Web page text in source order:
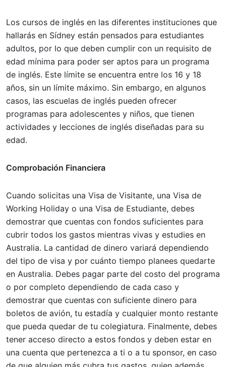
Los cursos de inglés en las diferentes instituciones que
hallarás en Sídney están pensados para estudiantes
adultos, por lo que deben cumplir con un requisito de
edad mínima para poder ser aptos para un programa
de inglés. Este límite se encuentra entre los 16 y 18
años, sin un límite máximo. Sin embargo, en algunos
casos, las escuelas de inglés pueden ofrecer
programas para adolescentes y niños, que tienen
actividades y lecciones de inglés diseñadas para su
edad.
Comprobación Financiera
Cuando solicitas una Visa de Visitante, una Visa de
Working Holiday o una Visa de Estudiante, debes
demostrar que cuentas con fondos suficientes para
cubrir todos los gastos mientras vivas y estudies en
Australia. La cantidad de dinero variará dependiendo
del tipo de visa y por cuánto tiempo planees quedarte
en Australia. Debes pagar parte del costo del programa
o por completo dependiendo de cada caso y
demostrar que cuentas con suficiente dinero para
boletos de avión, tu estadía y cualquier monto restante
que pueda quedar de tu colegiatura. Finalmente, debes
tener acceso directo a estos fondos y deben estar en
una cuenta que pertenezca a ti o a tu sponsor, en caso